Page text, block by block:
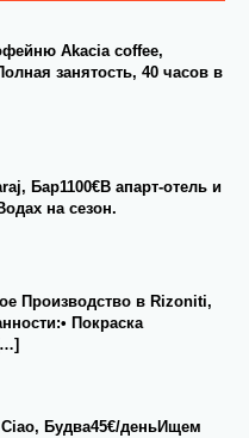
Akacia coffee,
занятость, 40 часов в
Бар1100€В апарт-отель и
на сезон.
Производство в Rizoniti,
Покраска
Будва45€/деньИщем